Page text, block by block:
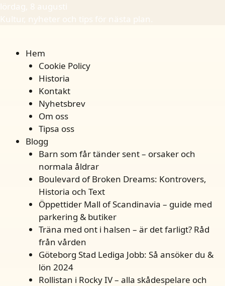
lördag, 8 augusti
Kultur, nyheter och tips för nästa plan.
Hem
Cookie Policy
Historia
Kontakt
Nyhetsbrev
Om oss
Tipsa oss
Blogg
Barn som får tänder sent – orsaker och
normala åldrar
Boulevard of Broken Dreams: Kontrovers,
Historia och Text
Öppettider Mall of Scandinavia – guide med
parkering & butiker
Träna med ont i halsen – är det farligt? Råd
från vården
Göteborg Stad Lediga Jobb: Så ansöker du &
lön 2024
Rollistan i Rocky IV – alla skådespelare och